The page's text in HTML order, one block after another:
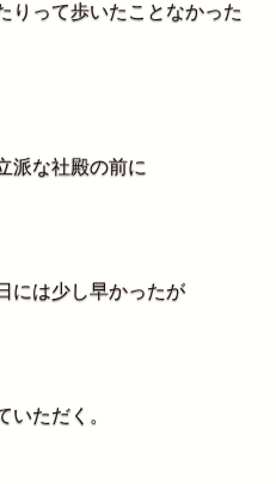
って歩いたことなかった
派な社殿の前に
には少し早かったが
ただく。